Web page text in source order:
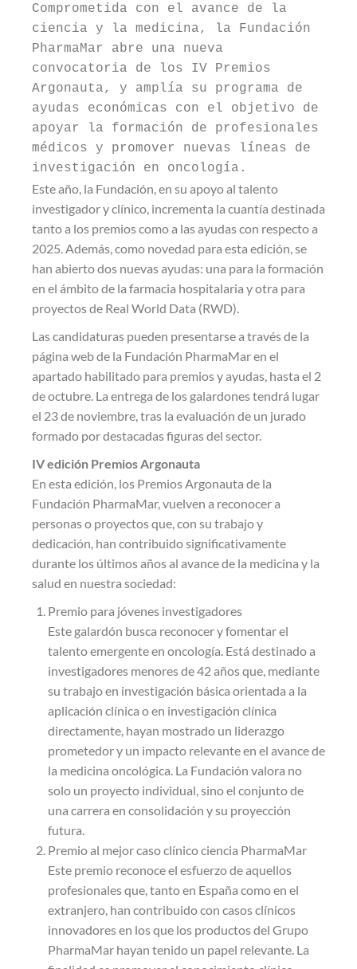
Comprometida con el avance de la
ciencia y la medicina, la Fundación
PharmaMar abre una nueva
convocatoria de los IV Premios
Argonauta, y amplía su programa de
ayudas económicas con el objetivo de
apoyar la formación de profesionales
médicos y promover nuevas líneas de
investigación en oncología.
Este año, la Fundación, en su apoyo al talento
investigador y clínico, incrementa la cuantía destinada
tanto a los premios como a las ayudas con respecto a
2025. Además, como novedad para esta edición, se
han abierto dos nuevas ayudas: una para la formación
en el ámbito de la farmacia hospitalaria y otra para
proyectos de Real World Data (RWD).
Las candidaturas pueden presentarse a través de la
página web de la Fundación PharmaMar en el
apartado habilitado para premios y ayudas, hasta el 2
de octubre. La entrega de los galardones tendrá lugar
el 23 de noviembre, tras la evaluación de un jurado
formado por destacadas figuras del sector.
IV edición Premios Argonauta
En esta edición, los Premios Argonauta de la
Fundación PharmaMar, vuelven a reconocer a
personas o proyectos que, con su trabajo y
dedicación, han contribuido significativamente
durante los últimos años al avance de la medicina y la
salud en nuestra sociedad:
Premio para jóvenes investigadores
Este galardón busca reconocer y fomentar el
talento emergente en oncología. Está destinado a
investigadores menores de 42 años que, mediante
su trabajo en investigación básica orientada a la
aplicación clínica o en investigación clínica
directamente, hayan mostrado un liderazgo
prometedor y un impacto relevante en el avance de
la medicina oncológica. La Fundación valora no
solo un proyecto individual, sino el conjunto de
una carrera en consolidación y su proyección
futura.
Premio al mejor caso clínico ciencia PharmaMar
Este premio reconoce el esfuerzo de aquellos
profesionales que, tanto en España como en el
extranjero, han contribuido con casos clínicos
innovadores en los que los productos del Grupo
PharmaMar hayan tenido un papel relevante. La